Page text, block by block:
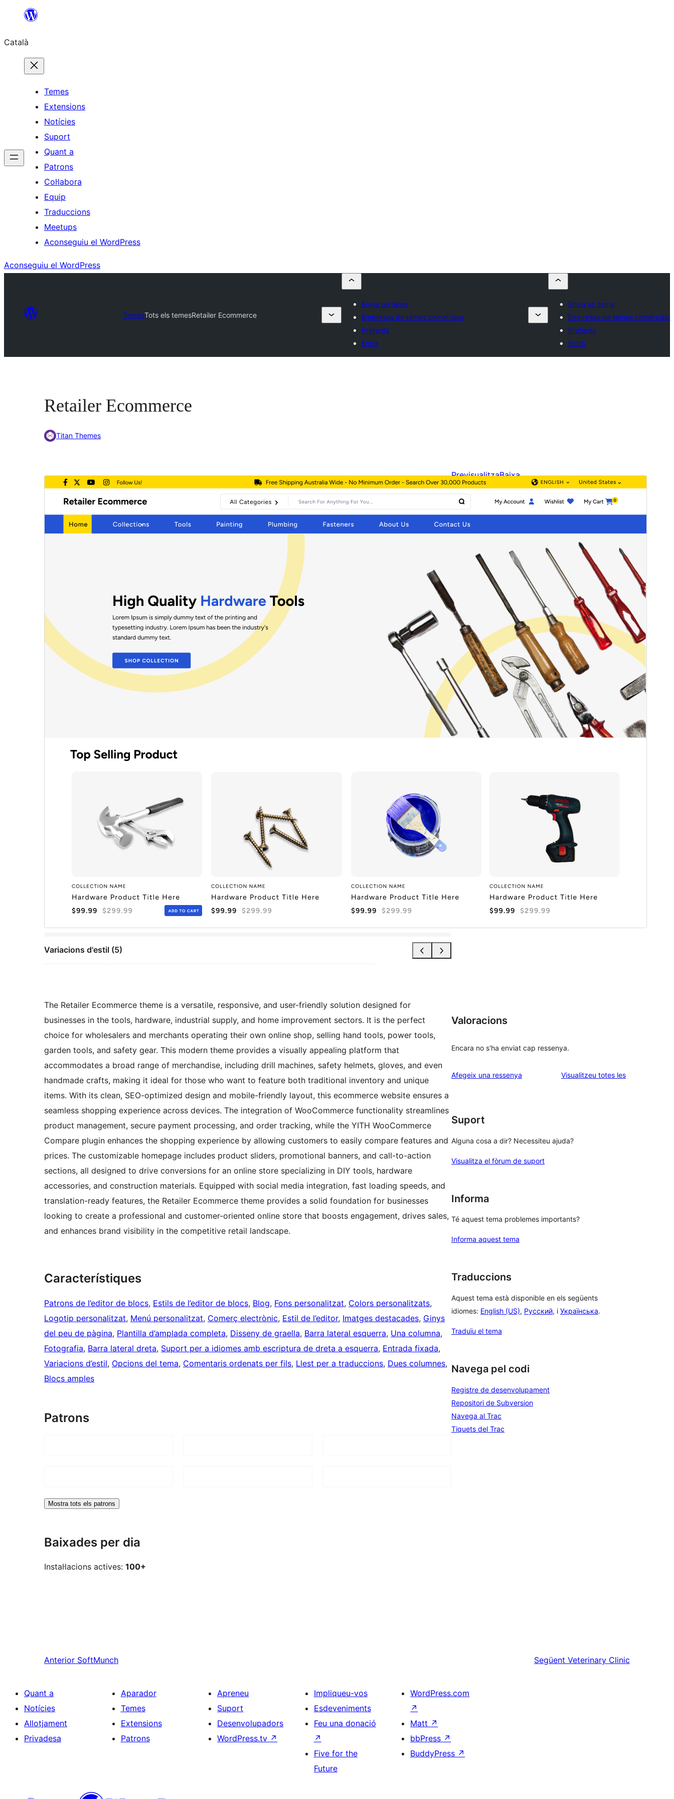
contingut
Català
Temes
Extensions
Notícies
Suport
Quant a
Patrons
Col·labora
Equip
Traduccions
Meetups
Aconseguiu el WordPress
Aconseguiu el WordPress
TemesTots els temesRetailer Ecommerce
Envia un tema
Empreses de temes comercials
Preferits
Entra
Envia un tema
Empreses de temes comercials
Preferits
Entra
Retailer Ecommerce
Titan Themes
Variacions d'estil (5)
PrevisualitzaBaixa
Versió
4.2.3
Darrera actualització
15 de juliol de 2026
Versió del WordPress
6.1
Pàgina d’inici del tema
The Retailer Ecommerce theme is a versatile, responsive, and user-friendly solution designed for
businesses in the tools, hardware, industrial supply, and home improvement sectors. It is the perfect
choice for wholesalers and merchants operating their own online shop, selling hand tools, power tools,
garden tools, and safety gear. This modern theme provides a visually appealing platform that
accommodates a broad range of merchandise, including drill machines, safety helmets, gloves, and even
handmade crafts, making it ideal for those who want to feature both traditional inventory and unique
items. With its clean, SEO-optimized design and mobile-friendly layout, this ecommerce website ensures a
seamless shopping experience across devices. The integration of WooCommerce functionality streamlines
product management, secure payment processing, and order tracking, while the YITH WooCommerce
Compare plugin enhances the shopping experience by allowing customers to easily compare features and
prices. The customizable homepage includes product sliders, promotional banners, and call-to-action
sections, all designed to drive conversions for an online store specializing in DIY tools, hardware
accessories, and construction materials. Equipped with social media integration, fast loading speeds, and
translation-ready features, the Retailer Ecommerce theme provides a solid foundation for businesses
looking to create a professional and customer-oriented online store that boosts engagement, drives sales,
and enhances brand visibility in the competitive retail landscape.
Característiques
Patrons de l’editor de blocs, Estils de l’editor de blocs, Blog, Fons personalitzat, Colors personalitzats
Logotip personalitzat, Menú personalitzat, Comerç electrònic, Estil de l’editor, Imatges destacades, Ginys
del peu de pàgina, Plantilla d’amplada completa, Disseny de graella, Barra lateral esquerra, Una columna
Fotografia, Barra lateral dreta, Suport per a idiomes amb escriptura de dreta a esquerra, Entrada fixada
Variacions d’estil, Opcions del tema, Comentaris ordenats per fils, Llest per a traduccions, Dues columnes
Blocs amples
Patrons
Mostra tots els patrons
Baixades per dia
Instal·lacions actives: 100+
Valoracions
Encara no s'ha enviat cap ressenya.
Afegeix una ressenya Visualitzeu totes lesressenyes
Suport
Alguna cosa a dir? Necessiteu ajuda?
Visualitza el fòrum de suport
Informa
Té aquest tema problemes importants?
Informa aquest tema
Traduccions
Aquest tema està disponible en els següents
idiomes: English (US), Русский, i Українська.
Traduïu el tema
Navega pel codi
Registre de desenvolupament
Repositori de Subversion
Navega al Trac
Tiquets del Trac
Anterior SoftMunch Següent Veterinary Clinic
Quant a
Notícies
Allotjament
Privadesa
Aparador
Temes
Extensions
Patrons
Apreneu
Suport
Desenvolupadors
WordPress.tv ↗
Impliqueu-vos
Esdeveniments
Feu una donació
↗
Five for the
Future
WordPress.com
↗
Matt ↗
bbPress ↗
BuddyPress ↗